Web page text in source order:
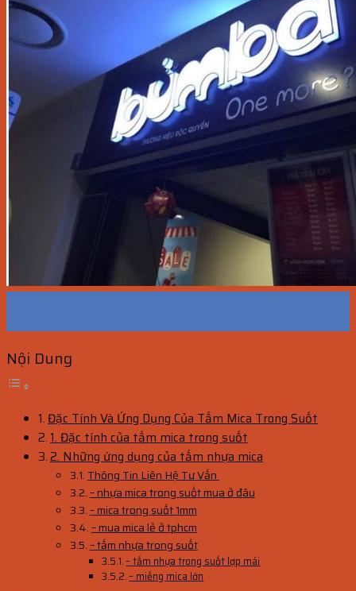
Nội Dung
Đặc Tính Và Ứng Dụng Của Tấm Mica Trong Suốt
1. Đặc tính của tấm mica trong suốt
2. Những ứng dụng của tấm nhựa mica
Thông Tin Liên Hệ Tư Vấn
– nhựa mica trong suốt mua ở đâu
– mica trong suốt 1mm
– mua mica lẻ ở tphcm
– tấm nhựa trong suốt
– tấm nhựa trong suốt lợp mái
– miếng mica lớn